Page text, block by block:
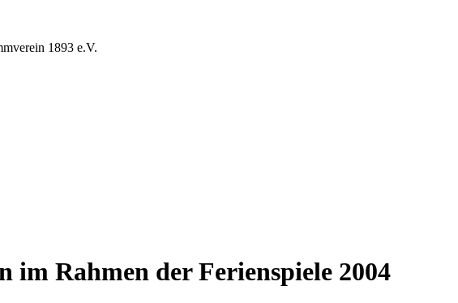
im Rahmen der Ferienspiele 2004